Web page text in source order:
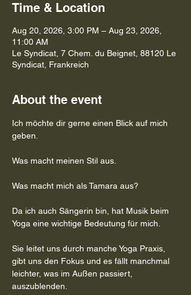
Time & Location
Aug 20, 2026, 3:00 PM – Aug 23, 2026,
11:00 AM
Le Syndicat, 7 Chem. du Beignet, 88120 Le
Syndicat, Frankreich
About the event
Ich möchte dir gerne einen Blick auf mich
geben.
Was macht meinen Stil aus.
Was macht mich als Tamara aus?
Da ich auch Sängerin bin, hat Musik beim
Yoga eine wichtige Bedeutung für mich.
Sie leitet uns durch manche Yoga Praxis,
gibt uns den Fokus und es fällt manchmal
leichter, was im Außen passiert,
auszublenden.